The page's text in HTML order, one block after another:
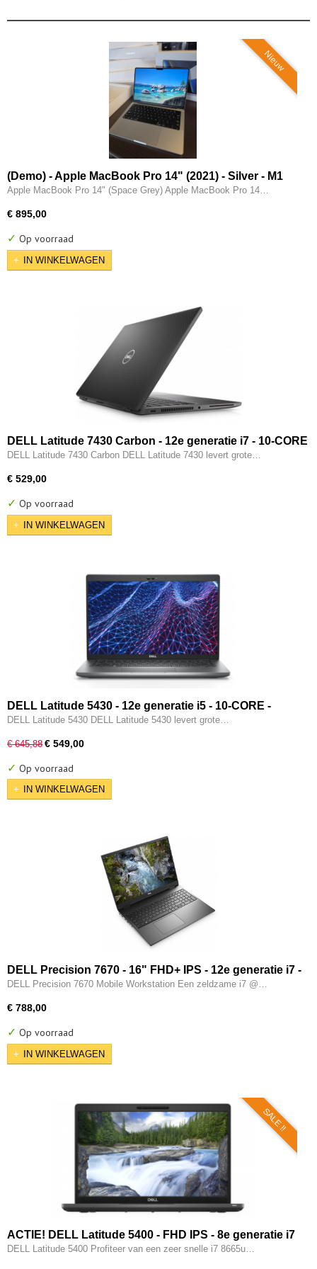
Nieuw
(Demo) - Apple MacBook Pro 14" (2021) - Silver - M1
Pro (10 core) - 16GB - 512GB - 14 Core GPU - 3x
Apple MacBook Pro 14" (Space Grey) Apple MacBook Pro 14…
€ 895,00
✓ Op voorraad
IN WINKELWAGEN
DELL Latitude 7430 Carbon - 12e generatie i7 - 10-CORE
- 16GB - 512GB SSD - 12e gen Intel UHD - 2x Type-C -
DELL Latitude 7430 Carbon DELL Latitude 7430 levert grote…
€ 529,00
✓ Op voorraad
IN WINKELWAGEN
DELL Latitude 5430 - 12e generatie i5 - 10-CORE -
16GB - 512GB SSD - 12e gen Intel UHD - 2x Type-C -
DELL Latitude 5430 DELL Latitude 5430 levert grote…
€ 645,88 € 549,00
✓ Op voorraad
IN WINKELWAGEN
DELL Precision 7670 - 16" FHD+ IPS - 12e generatie i7 -
12850HX - 16-CORE - 32GB DDR5 - 512GB M.2 NVMe -
DELL Precision 7670 Mobile Workstation Een zeldzame i7 @…
€ 788,00
✓ Op voorraad
IN WINKELWAGEN
SALE !!
ACTIE! DELL Latitude 5400 - FHD IPS - 8e generatie i7
- 8GB - 256GB - USB 3.2/ Type-C - Intel UHD - HDMI -
DELL Latitude 5400 Profiteer van een zeer snelle i7 8665u…